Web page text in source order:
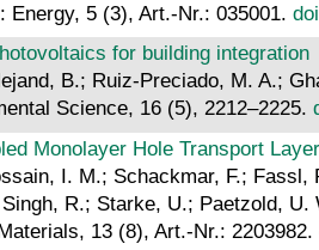
Energy, 5 (3), Art.-Nr.: 035001.
for building integration
B.; Ruiz-Preciado, M. A.;
Science, 16 (5), 2212–2225.
Monolayer Hole Transport
I. M.; Schackmar, F.;
R.; Starke, U.; Paetzold, U.
13 (8), Art.-Nr.: 2203982.